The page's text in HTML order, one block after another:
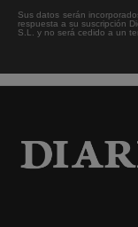
Sus datos serán
respuesta a su suscripción
S.L. y no será cedido a un